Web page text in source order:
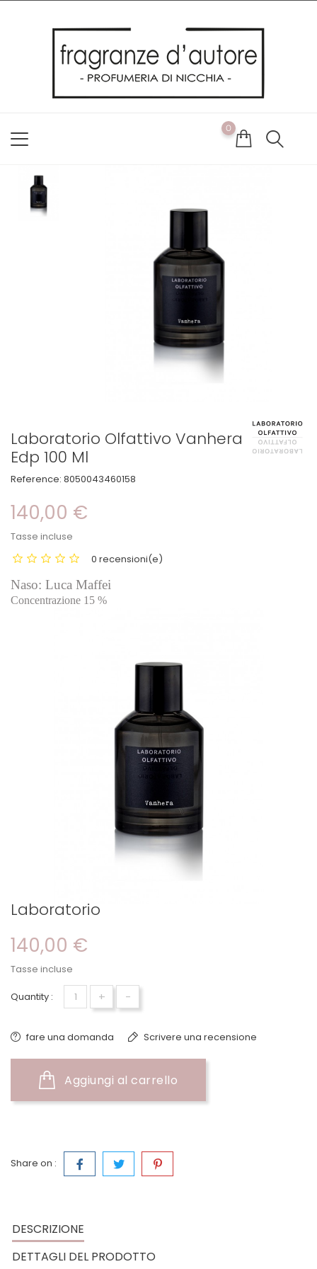
Utilizziamo i cookie per offrirti la migliore esperienza possibile
sul nostro sito web. Cliccando su OK, acconsenti alla nostra
politica sui cookie. Se desideri modificare le tue preferenze sui
cookie, puoi farlo
0
Laboratorio Olfattivo Vanhera
Edp 100 Ml
Reference: 8050043460158
140,00 €
Tasse incluse
0 recensioni(e)
Naso: Luca Maffei
Concentrazione 15 %
Laboratorio
140,00 €
Tasse incluse
Quantity : + -
fare una domanda Scrivere una recensione
Aggiungi al carrello
Share on :
DESCRIZIONE
DETTAGLI DEL PRODOTTO